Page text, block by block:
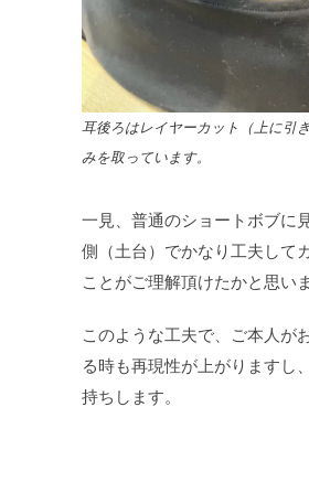
耳後ろはレイヤーカット（上に引
みを取っています。
一見、普通のショートボブに
側（土台）でかなり工夫して
ことがご理解頂けたかと思いま
このような工夫で、ご本人が
る時も再現性が上がりますし
持ちします。